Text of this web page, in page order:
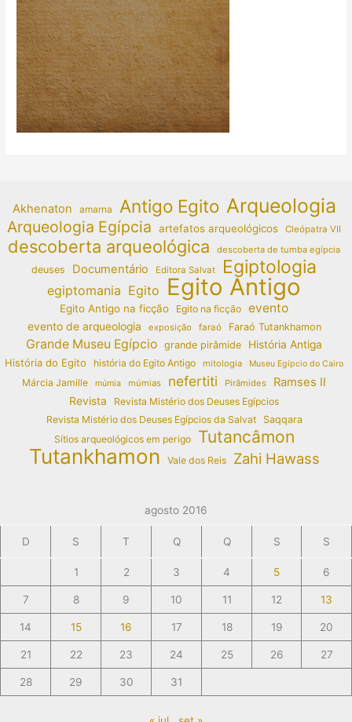
Akhenaton amarna Antigo Egito Arqueologia
Arqueologia Egípcia artefatos arqueológicos Cleópatra VII
descoberta arqueológica descoberta de tumba egípcia
deuses Documentário Editora Salvat Egiptologia
egiptomania Egito Egito Antigo
Egito Antigo na ficção Egito na ficção evento
evento de arqueologia exposição faraó Faraó Tutankhamon
Grande Museu Egípcio grande pirâmide
História Antiga
História do Egito
história do Egito Antigo mitologia Museu Egípcio do Cairo
Márcia Jamille múmia múmias nefertiti Pirâmides Ramses II
Revista
Revista Mistério dos Deuses Egípcios
Revista Mistério dos Deuses Egípcios da Salvat
Saqqara
Sítios arqueológicos em perigo
Tutancâmon
Tutankhamon Vale dos Reis Zahi Hawass
agosto 2016
D S T Q Q S S
1 2 3 4 5 6
7 8 9 10 11 12 13
14 15 16 17 18 19 20
21 22 23 24 25 26 27
28 29 30 31